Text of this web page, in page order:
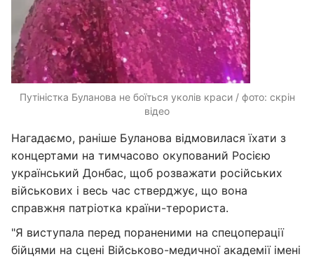
Путіністка Буланова не боїться уколів краси / фото: скрін
відео
Нагадаємо, раніше Буланова відмовилася їхати з
концертами на тимчасово окупований Росією
український Донбас, щоб розважати російських
військових і весь час стверджує, що вона
справжня патріотка країни-терориста.
"Я виступала перед пораненими на спецоперації
бійцями на сцені Військово-медичної академії імені